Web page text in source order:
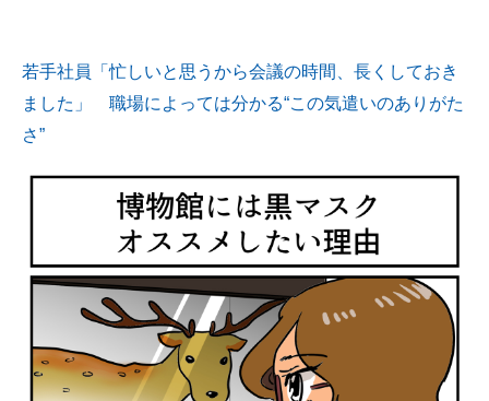
若手社員「忙しいと思うから会議の時間、長くしておき
ました」 職場によっては分かる“この気遣いのありがた
さ”